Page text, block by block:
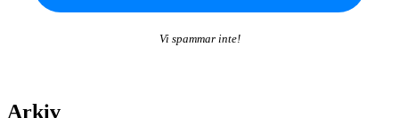
Vi spammar inte!
Arkiv